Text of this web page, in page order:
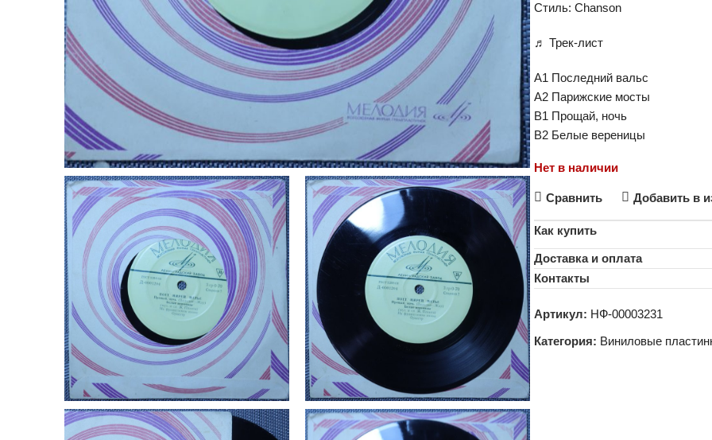
Стиль: Chanson
♬ Трек-лист
A1 Последний вальс
A2 Парижские мосты
B1 Прощай, ночь
B2 Белые вереницы
Нет в наличии
Сравнить Добавить в
Как купить
Доставка и оплата
Контакты
Артикул: НФ-00003231
Категория: Виниловые